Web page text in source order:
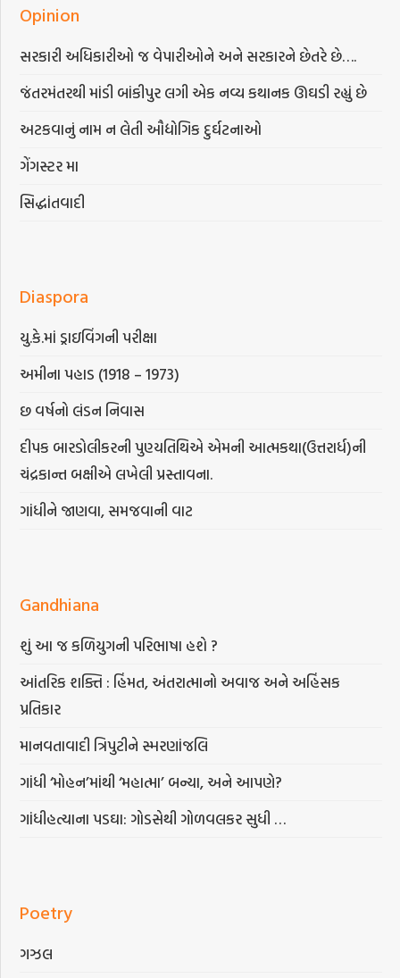
Opinion
સરકારી અધિકારીઓ જ વેપારીઓને અને સરકારને છેતરે છે….
જંતરમંતરથી માંડી બાંકીપુર લગી એક નવ્ય કથાનક ઊઘડી રહ્યું છે
અટકવાનું નામ ન લેતી ઔદ્યોગિક દુર્ઘટનાઓ
ગેંગસ્ટર મા
સિદ્ધાંતવાદી
Diaspora
યુ.કે.માં ડ્રાઇવિંગની પરીક્ષા
અમીના પહાડ (1918 – 1973)
છ વર્ષનો લંડન નિવાસ
દીપક બારડોલીકરની પુણ્યતિથિએ એમની આત્મકથા(ઉત્તરાર્ધ)ની
ચંદ્રકાન્ત બક્ષીએ લખેલી પ્રસ્તાવના.
ગાંધીને જાણવા, સમજવાની વાટ
Gandhiana
શું આ જ કળિયુગની પરિભાષા હશે ?
આંતરિક શક્તિ : હિંમત, અંતરાત્માનો અવાજ અને અહિંસક
પ્રતિકાર
માનવતાવાદી ત્રિપુટીને સ્મરણાંજલિ
ગાંધી ‘મોહન’માંથી ‘મહાત્મા’ બન્યા, અને આપણે?
ગાંધીહત્યાના પડઘા: ગોડસેથી ગોળવલકર સુધી …
Poetry
ગઝલ